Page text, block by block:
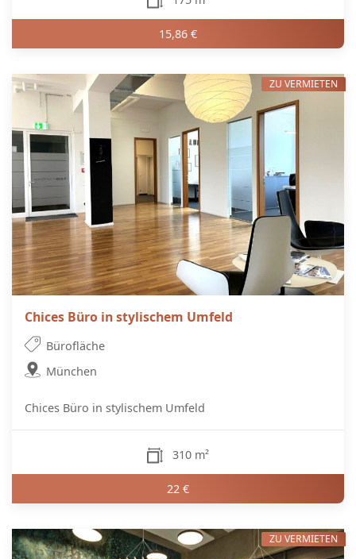
15,86 €
Chices Büro in stylischem Umfeld
Bürofläche
München
Chices Büro in stylischem Umfeld
310 m²
22 €
ZU VERMIETEN
ZU VERMIETEN